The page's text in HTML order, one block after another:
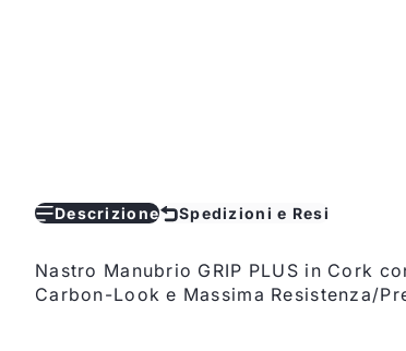
Descrizione Spedizioni e Resi
Nastro Manubrio GRIP PLUS in Cork
Carbon-Look e Massima Resistenza/